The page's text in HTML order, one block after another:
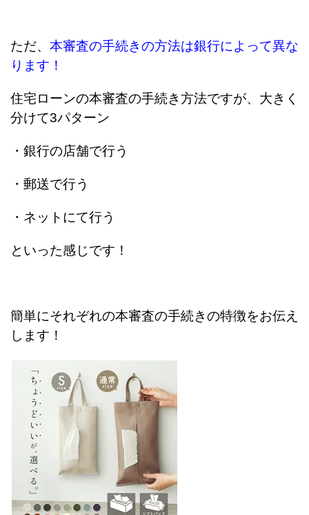
ただ、 本審査の手続きの方法は銀行によって異な
ります！
住宅ローンの本審査の手続き方法ですが、大きく
分けて3パターン
・銀行の店舗で行う
・郵送で行う
・ネットにて行う
といった感じです！
簡単にそれぞれの本審査の手続きの特徴をお伝え
します！